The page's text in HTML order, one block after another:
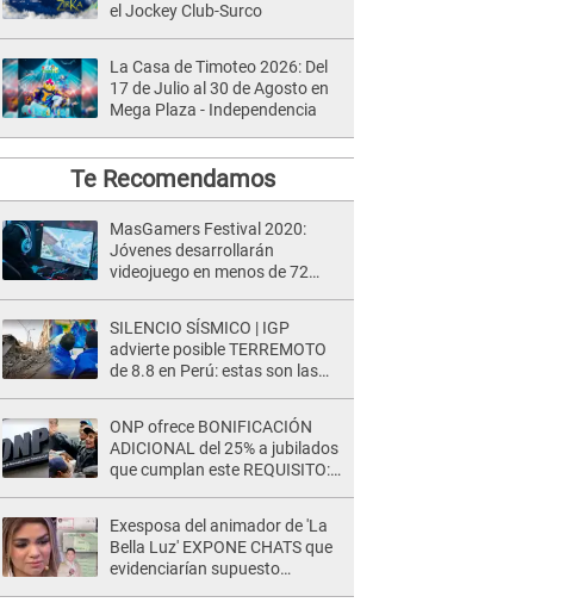
el Jockey Club-Surco
La Casa de Timoteo 2026: Del
17 de Julio al 30 de Agosto en
Mega Plaza - Independencia
Te Recomendamos
MasGamers Festival 2020:
Jóvenes desarrollarán
videojuego en menos de 72
SILENCIO SÍSMICO | IGP
advierte posible TERREMOTO
de 8.8 en Perú: estas son las
ONP ofrece BONIFICACIÓN
ADICIONAL del 25% a jubilados
que cumplan este REQUISITO:
Exesposa del animador de 'La
Bella Luz' EXPONE CHATS que
evidenciarían supuesto